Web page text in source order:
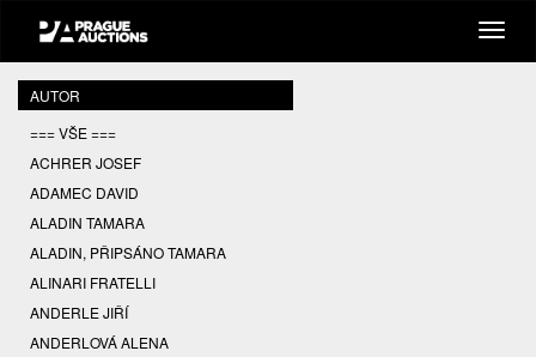
AUTOR
=== VŠE ===
ACHRER JOSEF
ADAMEC DAVID
ALADIN TAMARA
ALADIN, PŘIPSÁNO TAMARA
ALINARI FRATELLI
ANDERLE JIŘÍ
ANDERLOVÁ ALENA